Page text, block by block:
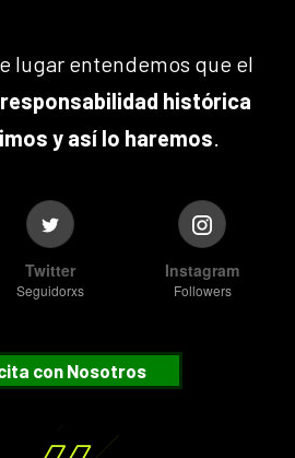
lugar entendemos que el
responsabilidad histórica
y así lo haremos.
Twitter
Seguidorxs
Instagram
Followers
con Nosotros